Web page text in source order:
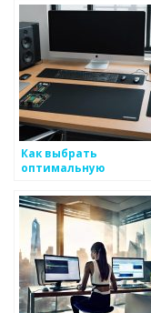
производству
металлических
изделий
Как выбрать
оптимальную
снабжения клиентов
по металоизделиям